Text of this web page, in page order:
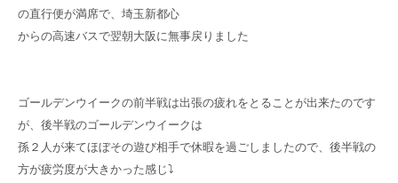
の直行便が満席で、埼玉新都心
からの高速バスで翌朝大阪に無事戻りました
ゴールデンウイークの前半戦は出張の疲れをとることが出来たのです
が、後半戦のゴールデンウイークは
孫２人が来てほぼその遊び相手で休暇を過ごしましたので、後半戦の
方が疲労度が大きかった感じ⤵